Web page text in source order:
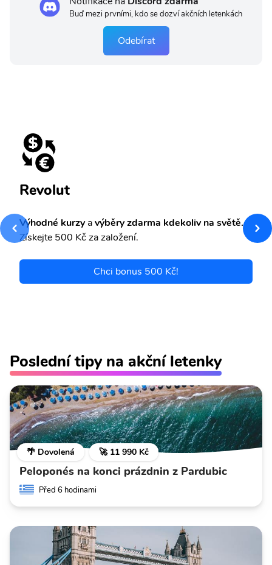
Buď mezi prvními, kdo se dozví akčních letenkách
Odebírat
Revolut
Výhodné kurzyavýběry zdarma kdekoliv na světě.
Získejte 500 Kč za založení.
Chci bonus 500 Kč!
Poslední tipy na akční letenky
🌴 Dovolená 🚀 11 990 Kč
Peloponés na konci prázdnin z Pardubic
Před 6 hodinami